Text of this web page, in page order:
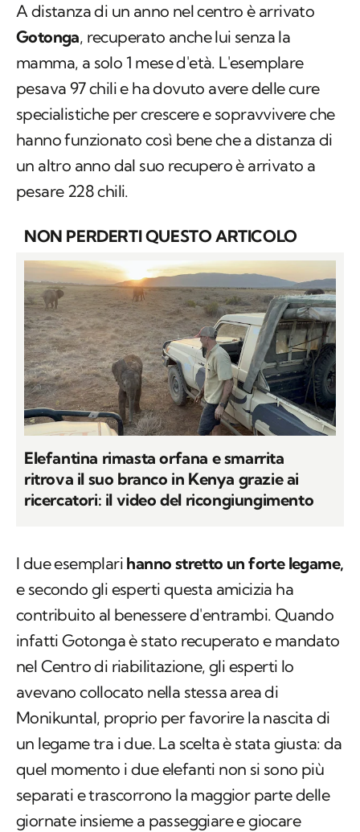
A distanza di un anno nel centro è arrivato
Gotonga, recuperato anche lui senza la
mamma, a solo 1 mese d'età. L'esemplare
pesava 97 chili e ha dovuto avere delle cure
specialistiche per crescere e sopravvivere che
hanno funzionato così bene che a distanza di
un altro anno dal suo recupero è arrivato a
pesare 228 chili.
NON PERDERTI QUESTO ARTICOLO
Elefantina rimasta orfana e smarrita
ritrova il suo branco in Kenya grazie ai
ricercatori: il video del ricongiungimento
I due esemplari hanno stretto un forte legame,
e secondo gli esperti questa amicizia ha
contribuito al benessere d'entrambi. Quando
infatti Gotonga è stato recuperato e mandato
nel Centro di riabilitazione, gli esperti lo
avevano collocato nella stessa area di
Monikuntal, proprio per favorire la nascita di
un legame tra i due. La scelta è stata giusta: da
quel momento i due elefanti non si sono più
separati e trascorrono la maggior parte delle
giornate insieme a passeggiare e giocare